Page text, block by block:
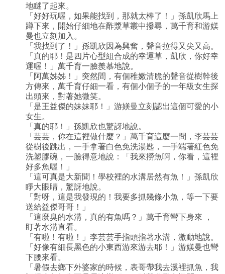
地瞇了起來。
「好好玩喔，如果能找到，那就太棒了！」孫凱欣馬上
蹲下來，開始仔細地在酢漿草叢中撥尋，萬千育和游媄
曼也立刻加入。
「我找到了！」孫凱欣因為興奮，聲音拉得又尖又高。
「真的耶！是四片心型組合成的幸運草，凱欣，你好幸
運喔！」萬千育一臉羨慕地說。
「阿萬姊姊！」突然間，有個稚嫩清脆的聲音從樹幹後
方傳來，萬千育仔細一看，有個小個子的一年級女生探
出頭來，對著她微笑。
「是王益傑的妹妹耶！」游媄曼立刻認出這個可愛的小
女生。
「真的耶！」孫凱欣也驚訝地說。
「芸芸，你在這裡做什麼？」萬千育這麼一問，李芸芸
從樹後跳出，一手拿著白色免洗湯匙，一手端著紅色免
洗塑膠碗，一臉得意地說：「我來撈魚啊，你看，這裡
好多魚喔！」
「這可真是大新聞！學校裡的水溝居然有魚！」孫凱欣
睜大眼睛，驚訝地說。
「對呀，這是我發現的！我要多抓幾條小魚，等一下要
送給益傑哥哥！」
「這麼臭的水溝，真的有魚嗎？」萬千育彎下身來 ，
盯著水溝直看。
「有啦！有啦！」李芸芸手指頭指著水溝，激動地說。
「好像有細長黑色的小東西游來游去耶！」游媄曼也彎
下腰來看。
「暑假去鄉下外婆家的時候，表哥帶我去溪裡抓魚，我